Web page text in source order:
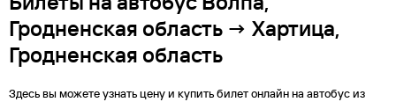
Гродненская область → Хартица,
Гродненская область
Здесь вы можете узнать цену и купить билет онлайн на автобус из